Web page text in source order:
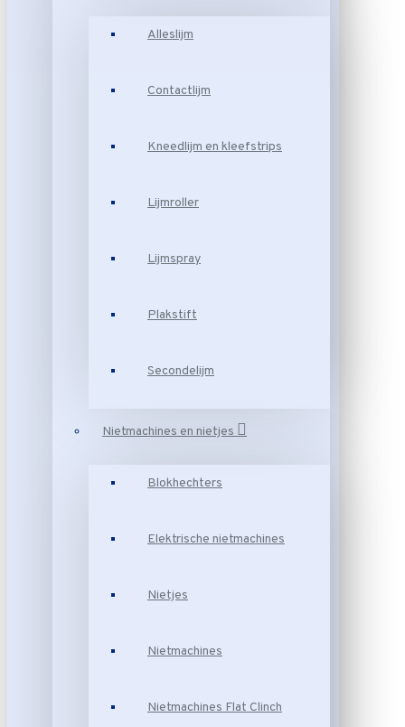
Alleslijm
Contactlijm
Kneedlijm en kleefstrips
Lijmroller
Lijmspray
Plakstift
Secondelijm
Nietmachines en nietjes
Blokhechters
Elektrische nietmachines
Nietjes
Nietmachines
Nietmachines Flat Clinch